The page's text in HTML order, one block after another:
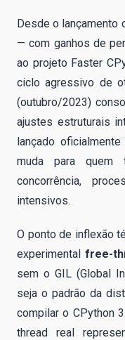
Desde o lançamento
— com ganhos de
ao projeto Faster
ciclo agressivo de
(outubro/2023)
ajustes estruturais
lançado
muda para quem
concorrência,
intensivos.
O ponto de inflexão
experimentalfree-
sem o GIL (Global
seja o padrão da
compilar o CPython
thread real